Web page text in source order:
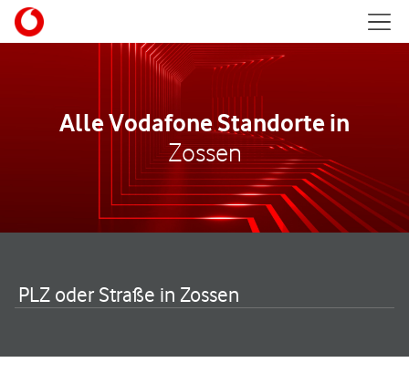
Skip to content
Alle Vodafone Standorte in
Zossen
PLZ oder Straße in Zossen